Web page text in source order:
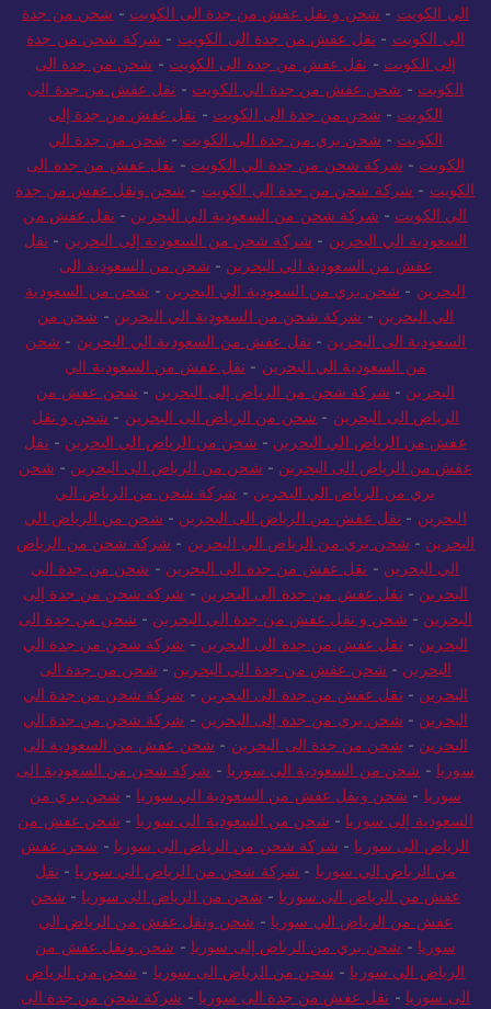
الي الكويت - شحن و نقل عفش من جدة الى الكويت - شحن من جدة
الى الكويت - نقل عفش من جدة الى الكويت - شركة شحن من جدة
إلى الكويت - نقل عفش من جدة الى الكويت - شحن من جدة الى
الكويت - شحن عفش من جدة الي الكويت - نقل عفش من جدة الى
الكويت - شحن من جدة الى الكويت - نقل عفش من جدة إلى
الكويت - شحن بري من جدة الي الكويت - شحن من جدة الي
الكويت - شركة شحن من جدة الي الكويت - نقل عفش من جدة الى
الكويت - شركة شحن من جدة الي الكويت - شحن ونقل عفش من جدة
الي الكويت - شركة شحن من السعودية الي البحرين - نقل عفش من
السعودية الي البحرين - شركة شحن من السعودية إلى البحرين - نقل
عفش من السعودية الي البحرين - شحن من السعودية الى
البحرين - شحن بري من السعودية الي البحرين - شحن من السعودية
الي البحرين - شركة شحن من السعودية الي البحرين - شحن من
السعودية الى البحرين - نقل عفش من السعودية الي البحرين - شحن
من السعودية الي البحرين - نقل عفش من السعودية الي
البحرين - شركة شحن من الرياض إلى البحرين - شحن عفش من
الرياض الى البحرين - شحن من الرياض الى البحرين - شحن و نقل
عفش من الرياض الي البحرين - شحن من الرياض الي البحرين - نقل
عفش من الرياض الى البحرين - شحن من الرياض الى البحرين - شحن
بري من الرياض الي البحرين - شركة شحن من الرياض الي
البحرين - نقل عفش من الرياض الى البحرين - شحن من الرياض الي
البحرين - شحن بري من الرياض الي البحرين - شركة شحن من الرياض
الي البحرين - نقل عفش من جدة الى البحرين - شحن من جدة الي
البحرين - نقل عفش من جدة الى البحرين - شركة شحن من جدة إلى
البحرين - شحن و نقل عفش من جدة الي البحرين - شحن من جدة الى
البحرين - نقل عفش من جدة الى البحرين - شركة شحن من جدة الي
البحرين - شحن عفش من جدة الي البحرين - شحن من جدة الى
البحرين - نقل عفش من جدة الى البحرين - شركة شحن من جدة الي
البحرين - شحن بري من جدة إلى البحرين - شركة شحن من جدة الي
البحرين - شحن من جدة الى البحرين - شحن عفش من السعودية الى
سوريا - شحن من السعودية الى سوريا - شركة شحن من السعودية الى
سوريا - شحن ونقل عفش من السعودية الي سوريا - شحن بري من
السعودية إلى سوريا - شحن من السعودية الى سوريا - شحن عفش من
الرياض الى سوريا - شركة شحن من الرياض الى سوريا - شحن عفش
من الرياض الي سوريا - شركة شحن من الرياض الي سوريا - نقل
عفش من الرياض الى سوريا - شحن من الرياض الى سوريا - شحن
عفش من الرياض الي سوريا - شحن ونقل عفش من الرياض الي
سوريا - شحن بري من الرياض إلى سوريا - شحن ونقل عفش من
الرياض الي سوريا - شحن من الرياض الى سوريا - شحن من الرياض
الى سوريا - نقل عفش من جدة الى سوريا - شركة شحن من جدة الى